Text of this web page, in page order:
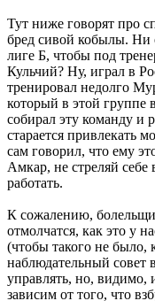
Тут ниже говорят про
бред сивой кобылы. Ни
лиге Б, чтобы под
Кульчий? Ну, играл в
тренировал недолго
который в этой группе
собирал эту команду и
старается привлекать
сам говорил, что ему
Амкар, не стреляй себе
работать.
К сожалению,
отмолчатся, как это у
(чтобы такого не было,
наблюдательный совет
управлять, но, видимо,
зависим от того, что